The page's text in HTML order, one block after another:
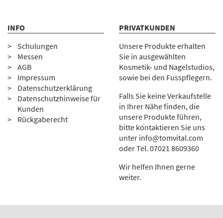
INFO
Schulungen
Messen
AGB
Impressum
Datenschutzerklärung
Datenschutzhinweise für
Kunden
Rückgaberecht
PRIVATKUNDEN
Unsere Produkte erhalten
Sie in ausgewählten
Kosmetik- und Nagelstudios,
sowie bei den Fusspflegern.
Falls Sie keine Verkaufstelle
in Ihrer Nähe finden, die
unsere Produkte führen,
bitte kontaktieren Sie uns
unter info@tomvital.com
oder Tel. 07021 8609360
Wir helfen Ihnen gerne
weiter.